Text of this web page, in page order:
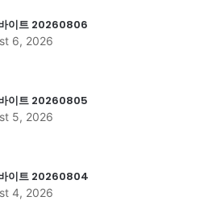
이트 20260806
6, 2026
이트 20260805
5, 2026
이트 20260804
4, 2026